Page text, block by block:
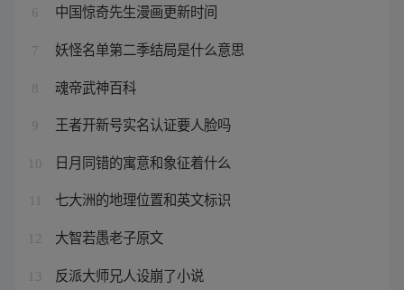
6 中国惊奇先生漫画更新时间
7 妖怪名单第二季结局是什么意思
8 魂帝武神百科
9 王者开新号实名认证要人脸吗
10 日月同错的寓意和象征着什么
七大洲的地理位置和英文标识
12 大智若愚老子原文
13 反派大师兄人设崩了小说